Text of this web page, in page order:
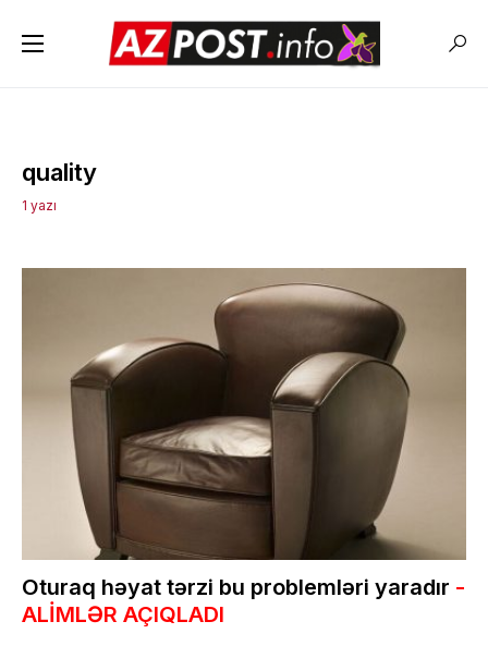
quality
1 yazı
Oturaq həyat tərzi bu problemləri yaradır -
ALİMLƏR AÇIQLADI